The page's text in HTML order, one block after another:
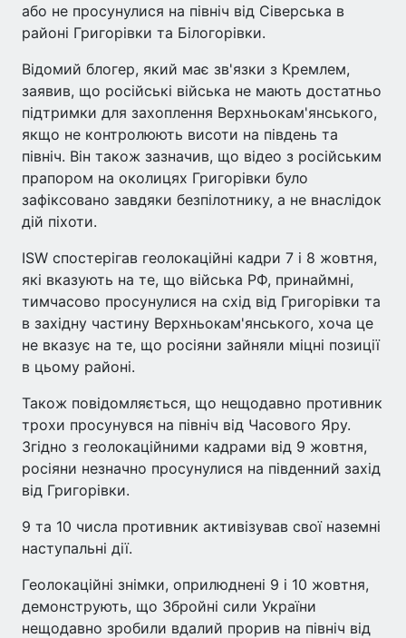
або не просунулися на північ від Сіверська в
районі Григорівки та Білогорівки.
Відомий блогер, який має зв'язки з Кремлем,
заявив, що російські війська не мають достатньо
підтримки для захоплення Верхньокам'янського,
якщо не контролюють висоти на південь та
північ. Він також зазначив, що відео з російським
прапором на околицях Григорівки було
зафіксовано завдяки безпілотнику, а не внаслідок
дій піхоти.
ISW спостерігав геолокаційні кадри 7 і 8 жовтня,
які вказують на те, що війська РФ, принаймні,
тимчасово просунулися на схід від Григорівки та
в західну частину Верхньокам'янського, хоча це
не вказує на те, що росіяни зайняли міцні позиції
в цьому районі.
Також повідомляється, що нещодавно противник
трохи просунувся на північ від Часового Яру.
Згідно з геолокаційними кадрами від 9 жовтня,
росіяни незначно просунулися на південний захід
від Григорівки.
9 та 10 числа противник активізував свої наземні
наступальні дії.
Геолокаційні знімки, оприлюднені 9 і 10 жовтня,
демонструють, що Збройні сили України
нещодавно зробили вдалий прорив на північ від